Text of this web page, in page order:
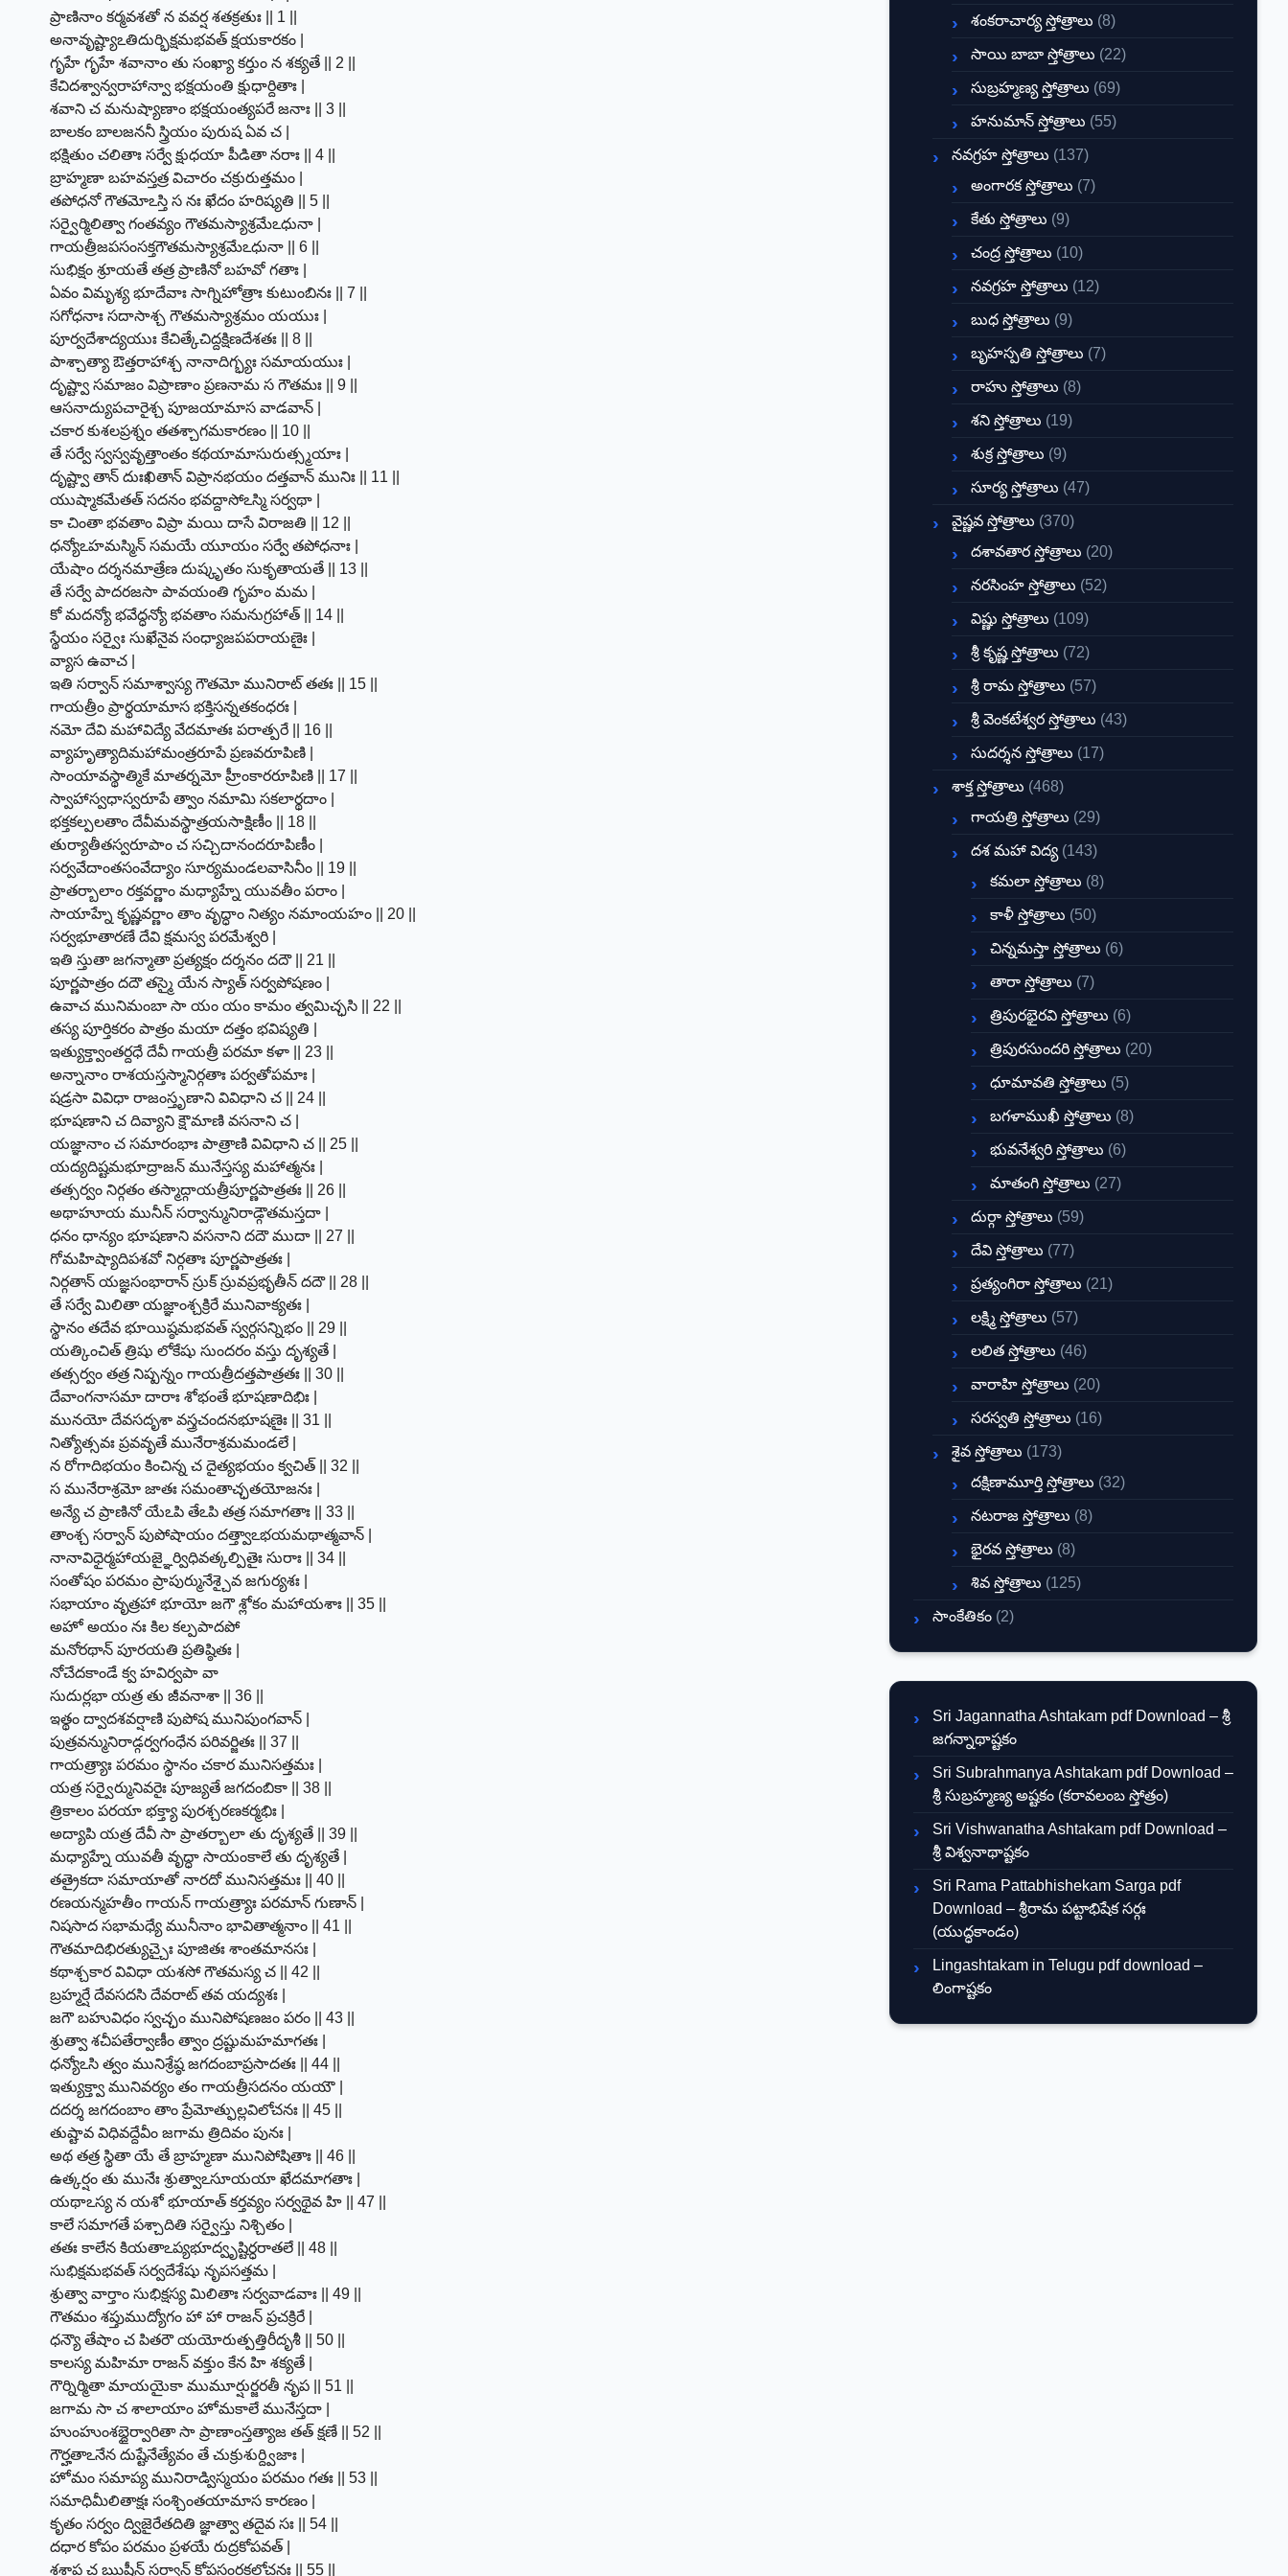
ప్రాణినాం కర్మవశతో న వవర్ష శతక్రతుః || 1 ||
అనావృష్ట్యాఽతిదుర్భిక్షమభవత్ క్షయకారకం |
గృహే గృహే శవానాం తు సంఖ్యా కర్తుం న శక్యతే || 2 ||
కేచిదశ్వాన్వరాహాన్వా భక్షయంతి క్షుధార్దితాః |
శవాని చ మనుష్యాణాం భక్షయంత్యపరే జనాః || 3 ||
బాలకం బాలజననీ స్త్రియం పురుష ఏవ చ |
భక్షితుం చలితాః సర్వే క్షుధయా పీడితా నరాః || 4 ||
బ్రాహ్మణా బహవస్తత్ర విచారం చక్రురుత్తమం |
తపోధనో గౌతమోఽస్తి స నః ఖేదం హరిష్యతి || 5 ||
సర్వైర్మిలిత్వా గంతవ్యం గౌతమస్యాశ్రమేఽధునా |
గాయత్రీజపసంసక్తగౌతమస్యాశ్రమేఽధునా || 6 ||
సుభిక్షం శ్రూయతే తత్ర ప్రాణినో బహవో గతాః |
ఏవం విమృశ్య భూదేవాః సాగ్నిహోత్రాః కుటుంబినః || 7 ||
సగోధనాః సదాసాశ్చ గౌతమస్యాశ్రమం యయుః |
పూర్వదేశాద్యయుః కేచిత్కేచిద్దక్షిణదేశతః || 8 ||
పాశ్చాత్యా ఔత్తరాహాశ్చ నానాదిగ్భ్యః సమాయయుః |
దృష్ట్వా సమాజం విప్రాణాం ప్రణనామ స గౌతమః || 9 ||
ఆసనాద్యుపచారైశ్చ పూజయామాస వాడవాన్ |
చకార కుశలప్రశ్నం తతశ్చాగమకారణం || 10 ||
తే సర్వే స్వస్వవృత్తాంతం కథయామాసురుత్స్మయాః |
దృష్ట్వా తాన్ దుఃఖితాన్ విప్రానభయం దత్తవాన్ మునిః || 11 ||
యుష్మాకమేతత్ సదనం భవద్దాసోఽస్మి సర్వథా |
కా చింతా భవతాం విప్రా మయి దాసే విరాజతి || 12 ||
ధన్యోఽహమస్మిన్ సమయే యూయం సర్వే తపోధనాః |
యేషాం దర్శనమాత్రేణ దుష్కృతం సుకృతాయతే || 13 ||
తే సర్వే పాదరజసా పావయంతి గృహం మమ |
కో మదన్యో భవేద్ధన్యో భవతాం సమనుగ్రహాత్ || 14 ||
స్థేయం సర్వైః సుఖేనైవ సంధ్యాజపపరాయణైః |
వ్యాస ఉవాచ |
ఇతి సర్వాన్ సమాశ్వాస్య గౌతమో మునిరాట్ తతః || 15 ||
గాయత్రీం ప్రార్థయామాస భక్తిసన్నతకంధరః |
నమో దేవి మహావిద్యే వేదమాతః పరాత్పరే || 16 ||
వ్యాహృత్యాదిమహామంత్రరూపే ప్రణవరూపిణి |
సాంయావస్థాత్మికే మాతర్నమో హ్రీంకారరూపిణి || 17 ||
స్వాహాస్వధాస్వరూపే త్వాం నమామి సకలార్థదాం |
భక్తకల్పలతాం దేవీమవస్థాత్రయసాక్షిణీం || 18 ||
తుర్యాతీతస్వరూపాం చ సచ్చిదానందరూపిణీం |
సర్వవేదాంతసంవేద్యాం సూర్యమండలవాసినీం || 19 ||
ప్రాతర్బాలాం రక్తవర్ణాం మధ్యాహ్నే యువతీం పరాం |
సాయాహ్నే కృష్ణవర్ణాం తాం వృద్ధాం నిత్యం నమాంయహం || 20 ||
సర్వభూతారణే దేవి క్షమస్వ పరమేశ్వరి |
ఇతి స్తుతా జగన్మాతా ప్రత్యక్షం దర్శనం దదౌ || 21 ||
పూర్ణపాత్రం దదౌ తస్మై యేన స్యాత్ సర్వపోషణం |
ఉవాచ మునిమంబా సా యం యం కామం త్వమిచ్ఛసి || 22 ||
తస్య పూర్తికరం పాత్రం మయా దత్తం భవిష్యతి |
ఇత్యుక్త్వాంతర్దధే దేవీ గాయత్రీ పరమా కళా || 23 ||
అన్నానాం రాశయస్తస్మానిర్గతాః పర్వతోపమాః |
షడ్రసా వివిధా రాజంస్తృణాని వివిధాని చ || 24 ||
భూషణాని చ దివ్యాని క్షౌమాణి వసనాని చ |
యజ్ఞానాం చ సమారంభాః పాత్రాణి వివిధాని చ || 25 ||
యద్యదిష్టమభూద్రాజన్ మునేస్తస్య మహాత్మనః |
తత్సర్వం నిర్గతం తస్మాద్గాయత్రీపూర్ణపాత్రతః || 26 ||
అథాహూయ మునీన్ సర్వాన్మునిరాడ్గౌతమస్తదా |
ధనం ధాన్యం భూషణాని వసనాని దదౌ ముదా || 27 ||
గోమహిష్యాదిపశవో నిర్గతాః పూర్ణపాత్రతః |
నిర్గతాన్ యజ్ఞసంభారాన్ స్రుక్ స్రువప్రభృతీన్ దదౌ || 28 ||
తే సర్వే మిలితా యజ్ఞాంశ్చక్రిరే మునివాక్యతః |
స్థానం తదేవ భూయిష్ఠమభవత్ స్వర్గసన్నిభం || 29 ||
యత్కించిత్ త్రిషు లోకేషు సుందరం వస్తు దృశ్యతే |
తత్సర్వం తత్ర నిష్పన్నం గాయత్రీదత్తపాత్రతః || 30 ||
దేవాంగనాసమా దారాః శోభంతే భూషణాదిభిః |
మునయో దేవసదృశా వస్త్రచందనభూషణైః || 31 ||
నిత్యోత్సవః ప్రవవృతే మునేరాశ్రమమండలే |
న రోగాదిభయం కించిన్న చ దైత్యభయం క్వచిత్ || 32 ||
స మునేరాశ్రమో జాతః సమంతాచ్ఛతయోజనః |
అన్యే చ ప్రాణినో యేఽపి తేఽపి తత్ర సమాగతాః || 33 ||
తాంశ్చ సర్వాన్ పుపోషాయం దత్త్వాఽభయమథాత్మవాన్ |
నానావిధైర్మహాయజ్ఞైర్విధివత్కల్పితైః సురాః || 34 ||
సంతోషం పరమం ప్రాపుర్మునేశ్చైవ జగుర్యశః |
సభాయాం వృత్రహా భూయో జగౌ శ్లోకం మహాయశాః || 35 ||
అహో అయం నః కిల కల్పపాదపో
మనోరథాన్ పూరయతి ప్రతిష్ఠితః |
నోచేదకాండే క్వ హవిర్వపా వా
సుదుర్లభా యత్ర తు జీవనాశా || 36 ||
ఇత్థం ద్వాదశవర్షాణి పుపోష మునిపుంగవాన్ |
పుత్రవన్మునిరాడ్గర్వగంధేన పరివర్జితః || 37 ||
గాయత్ర్యాః పరమం స్థానం చకార మునిసత్తమః |
యత్ర సర్వైర్మునివరైః పూజ్యతే జగదంబికా || 38 ||
త్రికాలం పరయా భక్త్యా పురశ్చరణకర్మభిః |
అద్యాపి యత్ర దేవీ సా ప్రాతర్బాలా తు దృశ్యతే || 39 ||
మధ్యాహ్నే యువతీ వృద్ధా సాయంకాలే తు దృశ్యతే |
తత్రైకదా సమాయాతో నారదో మునిసత్తమః || 40 ||
రణయన్మహతీం గాయన్ గాయత్ర్యాః పరమాన్ గుణాన్ |
నిషసాద సభామధ్యే మునీనాం భావితాత్మనాం || 41 ||
గౌతమాదిభిరత్యుచ్చైః పూజితః శాంతమానసః |
కథాశ్చకార వివిధా యశసో గౌతమస్య చ || 42 ||
బ్రహ్మర్షే దేవసదసి దేవరాట్ తవ యద్యశః |
జగౌ బహువిధం స్వచ్ఛం మునిపోషణజం పరం || 43 ||
శ్రుత్వా శచీపతేర్వాణీం త్వాం ద్రష్టుమహమాగతః |
ధన్యోఽసి త్వం మునిశ్రేష్ఠ జగదంబాప్రసాదతః || 44 ||
ఇత్యుక్త్వా మునివర్యం తం గాయత్రీసదనం యయౌ |
దదర్శ జగదంబాం తాం ప్రేమోత్ఫుల్లవిలోచనః || 45 ||
తుష్టావ విధివద్దేవీం జగామ త్రిదివం పునః |
అథ తత్ర స్థితా యే తే బ్రాహ్మణా మునిపోషితాః || 46 ||
ఉత్కర్షం తు మునేః శ్రుత్వాఽసూయయా ఖేదమాగతాః |
యథాఽస్య న యశో భూయాత్ కర్తవ్యం సర్వథైవ హి || 47 ||
కాలే సమాగతే పశ్చాదితి సర్వైస్తు నిశ్చితం |
తతః కాలేన కియతాఽప్యభూద్వృష్టిర్ధరాతలే || 48 ||
సుభిక్షమభవత్ సర్వదేశేషు నృపసత్తమ |
శ్రుత్వా వార్తాం సుభిక్షస్య మిలితాః సర్వవాడవాః || 49 ||
గౌతమం శప్తుముద్యోగం హా హా రాజన్ ప్రచక్రిరే |
ధన్యౌ తేషాం చ పితరౌ యయోరుత్పత్తిరీదృశీ || 50 ||
కాలస్య మహిమా రాజన్ వక్తుం కేన హి శక్యతే |
గౌర్నిర్మితా మాయయైకా ముమూర్షుర్జరతీ నృప || 51 ||
జగామ సా చ శాలాయాం హోమకాలే మునేస్తదా |
హుంహుంశబ్దైర్వారితా సా ప్రాణాంస్తత్యాజ తత్ క్షణే || 52 ||
గౌర్హతాఽనేన దుష్టేనేత్యేవం తే చుక్రుశుర్ద్విజాః |
హోమం సమాప్య మునిరాడ్విస్మయం పరమం గతః || 53 ||
సమాధిమీలితాక్షః సంశ్చింతయామాస కారణం |
కృతం సర్వం ద్విజైరేతదితి జ్ఞాత్వా తదైవ సః || 54 ||
దధార కోపం పరమం ప్రళయే రుద్రకోపవత్ |
శశాప చ ఋషీన్ సర్వాన్ కోపసంరక్తలోచనః || 55 ||
శంకరాచార్య స్తోత్రాలు (8)
సాయి బాబా స్తోత్రాలు (22)
సుబ్రహ్మణ్య స్తోత్రాలు (69)
హనుమాన్ స్తోత్రాలు (55)
నవగ్రహ స్తోత్రాలు (137)
అంగారక స్తోత్రాలు (7)
కేతు స్తోత్రాలు (9)
చంద్ర స్తోత్రాలు (10)
నవగ్రహ స్తోత్రాలు (12)
బుధ స్తోత్రాలు (9)
బృహస్పతి స్తోత్రాలు (7)
రాహు స్తోత్రాలు (8)
శని స్తోత్రాలు (19)
శుక్ర స్తోత్రాలు (9)
సూర్య స్తోత్రాలు (47)
వైష్ణవ స్తోత్రాలు (370)
దశావతార స్తోత్రాలు (20)
నరసింహ స్తోత్రాలు (52)
విష్ణు స్తోత్రాలు (109)
శ్రీ కృష్ణ స్తోత్రాలు (72)
శ్రీ రామ స్తోత్రాలు (57)
శ్రీ వెంకటేశ్వర స్తోత్రాలు (43)
సుదర్శన స్తోత్రాలు (17)
శాక్త స్తోత్రాలు (468)
గాయత్రి స్తోత్రాలు (29)
దశ మహా విద్య (143)
కమలా స్తోత్రాలు (8)
కాళీ స్తోత్రాలు (50)
చిన్నమస్తా స్తోత్రాలు (6)
తారా స్తోత్రాలు (7)
త్రిపురభైరవి స్తోత్రాలు (6)
త్రిపురసుందరి స్తోత్రాలు (20)
ధూమావతి స్తోత్రాలు (5)
బగళాముఖీ స్తోత్రాలు (8)
భువనేశ్వరి స్తోత్రాలు (6)
మాతంగి స్తోత్రాలు (27)
దుర్గా స్తోత్రాలు (59)
దేవి స్తోత్రాలు (77)
ప్రత్యంగిరా స్తోత్రాలు (21)
లక్ష్మి స్తోత్రాలు (57)
లలిత స్తోత్రాలు (46)
వారాహి స్తోత్రాలు (20)
సరస్వతి స్తోత్రాలు (16)
శైవ స్తోత్రాలు (173)
దక్షిణామూర్తి స్తోత్రాలు (32)
నటరాజ స్తోత్రాలు (8)
భైరవ స్తోత్రాలు (8)
శివ స్తోత్రాలు (125)
సాంకేతికం (2)
Sri Jagannatha Ashtakam pdf Download – శ్రీ
జగన్నాథాష్టకం
Sri Subrahmanya Ashtakam pdf Download –
శ్రీ సుబ్రహ్మణ్య అష్టకం (కరావలంబ స్తోత్రం)
Sri Vishwanatha Ashtakam pdf Download –
శ్రీ విశ్వనాథాష్టకం
Sri Rama Pattabhishekam Sarga pdf
Download – శ్రీరామ పట్టాభిషేక సర్గః
(యుద్ధకాండం)
Lingashtakam in Telugu pdf download –
లింగాష్టకం